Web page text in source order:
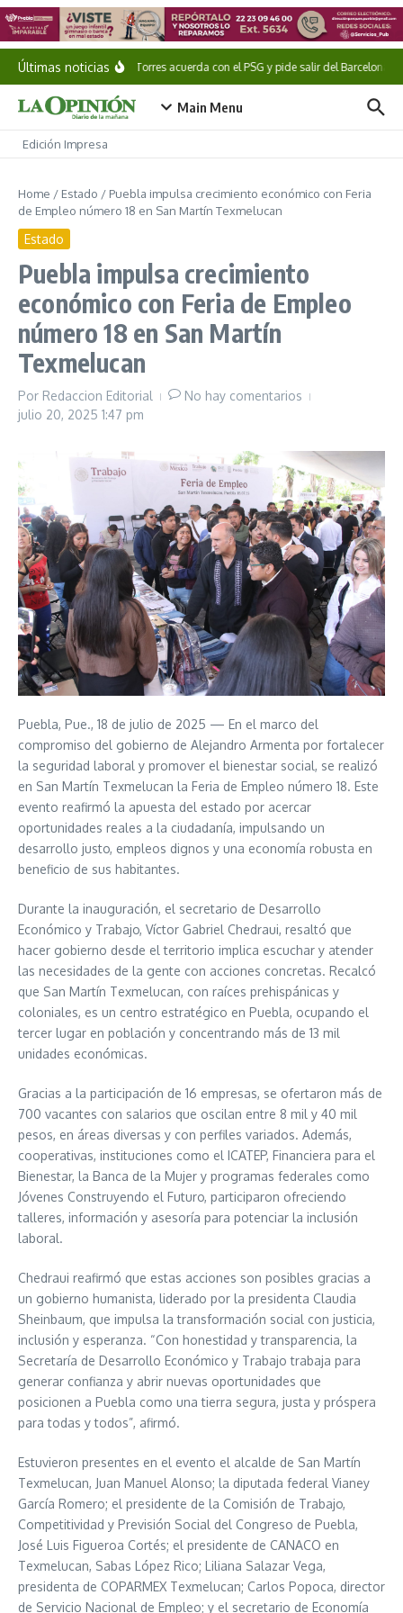
Saltar al contenido
Últimas noticiasFerran Torres acuerda con el PSG y pide salir del Barcelona
Main Menu
Edición Impresa
Home / Estado / Puebla impulsa crecimiento económico con Feria
de Empleo número 18 en San Martín Texmelucan
Estado
Puebla impulsa crecimiento
económico con Feria de Empleo
número 18 en San Martín
Texmelucan
Por Redaccion Editorial
No hay comentarios
julio 20, 2025 1:47 pm
Puebla, Pue., 18 de julio de 2025 — En el marco del
compromiso del gobierno de Alejandro Armenta por fortalecer
la seguridad laboral y promover el bienestar social, se realizó
en San Martín Texmelucan la Feria de Empleo número 18. Este
evento reafirmó la apuesta del estado por acercar
oportunidades reales a la ciudadanía, impulsando un
desarrollo justo, empleos dignos y una economía robusta en
beneficio de sus habitantes.
Durante la inauguración, el secretario de Desarrollo
Económico y Trabajo, Víctor Gabriel Chedraui, resaltó que
hacer gobierno desde el territorio implica escuchar y atender
las necesidades de la gente con acciones concretas. Recalcó
que San Martín Texmelucan, con raíces prehispánicas y
coloniales, es un centro estratégico en Puebla, ocupando el
tercer lugar en población y concentrando más de 13 mil
unidades económicas.
Gracias a la participación de 16 empresas, se ofertaron más de
700 vacantes con salarios que oscilan entre 8 mil y 40 mil
pesos, en áreas diversas y con perfiles variados. Además,
cooperativas, instituciones como el ICATEP, Financiera para el
Bienestar, la Banca de la Mujer y programas federales como
Jóvenes Construyendo el Futuro, participaron ofreciendo
talleres, información y asesoría para potenciar la inclusión
laboral.
Chedraui reafirmó que estas acciones son posibles gracias a
un gobierno humanista, liderado por la presidenta Claudia
Sheinbaum, que impulsa la transformación social con justicia,
inclusión y esperanza. “Con honestidad y transparencia, la
Secretaría de Desarrollo Económico y Trabajo trabaja para
generar confianza y abrir nuevas oportunidades que
posicionen a Puebla como una tierra segura, justa y próspera
para todas y todos”, afirmó.
Estuvieron presentes en el evento el alcalde de San Martín
Texmelucan, Juan Manuel Alonso; la diputada federal Vianey
García Romero; el presidente de la Comisión de Trabajo,
Competitividad y Previsión Social del Congreso de Puebla,
José Luis Figueroa Cortés; el presidente de CANACO en
Texmelucan, Sabas López Rico; Liliana Salazar Vega,
presidenta de COPARMEX Texmelucan; Carlos Popoca, director
de Servicio Nacional de Empleo; y el secretario de Economía